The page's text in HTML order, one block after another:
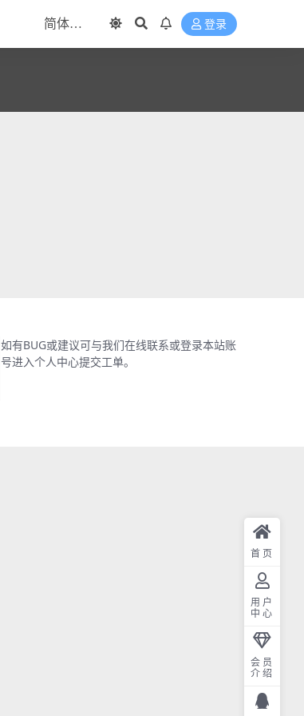
登录
如有BUG或建议可与我们在线联系或登录本站账
号进入个人中心提交工单。
首页
用户
中心
会员
介绍